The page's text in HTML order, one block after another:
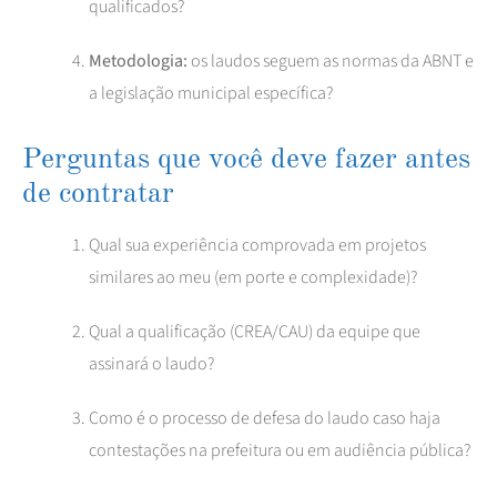
qualificados?
Metodologia: os laudos seguem as normas da ABNT e
a legislação municipal específica?
Perguntas que você deve fazer antes
de contratar
Qual sua experiência comprovada em projetos
similares ao meu (em porte e complexidade)?
Qual a qualificação (CREA/CAU) da equipe que
assinará o laudo?
Como é o processo de defesa do laudo caso haja
contestações na prefeitura ou em audiência pública?